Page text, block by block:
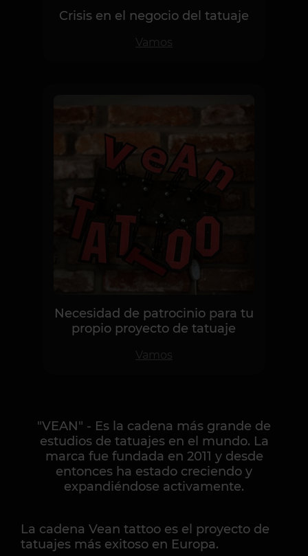
Crisis en el negocio del tatuaje
Vamos
Necesidad de patrocinio para tu
propio proyecto de tatuaje
Vamos
"VEAN" - Es la cadena más grande de
estudios de tatuajes en el mundo. La
marca fue fundada en 2011 y desde
entonces ha estado creciendo y
expandiéndose activamente.
La cadena Vean tattoo es el proyecto de
tatuajes más exitoso en Europa.